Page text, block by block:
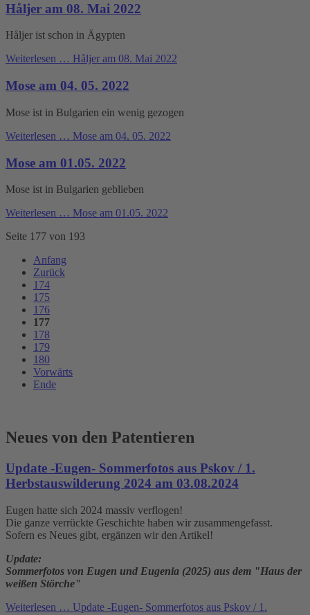
Håljer am 08. Mai 2022
Håljer ist schon in Ägypten
Weiterlesen … Håljer am 08. Mai 2022
Mose am 04. 05. 2022
Mose ist in Bulgarien ein wenig gezogen
Weiterlesen … Mose am 04. 05. 2022
Mose am 01.05. 2022
Mose ist in Bulgarien geblieben
Weiterlesen … Mose am 01.05. 2022
Seite 177 von 193
Anfang
Zurück
174
175
176
177
178
179
180
Vorwärts
Ende
Neues von den Patentieren
Update -Eugen- Sommerfotos aus Pskov / 1.
Herbstauswilderung 2024 am 03.08.2024
Eugen hatte sich 2024 massiv verflogen!
Die ganze verrückte Geschichte haben wir zusammengefasst.
Sofern es Neues gibt, ergänzen wir den Artikel!
Update:
Sommerfotos von Eugen und Eugenia (2025) aus dem "Haus der
weißen Störche"
Weiterlesen … Update -Eugen- Sommerfotos aus Pskov / 1.